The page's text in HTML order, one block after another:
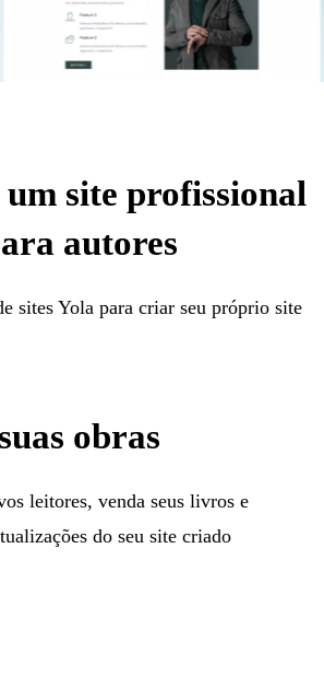
site profissional
autores
sites Yola para criar seu próprio site
obras
leitores, venda seus livros e
do seu site criado